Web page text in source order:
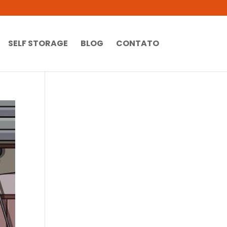
SELF STORAGE BLOG CONTATO